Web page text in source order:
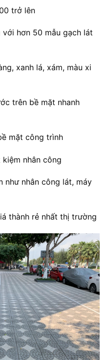
trở lên
hơn 50 mẫu gạch lát
xanh lá, xám, màu xi
trên bề mặt nhanh
mặt công trình
nhân công
như nhân công lát, máy
thành rẻ nhất thị trường